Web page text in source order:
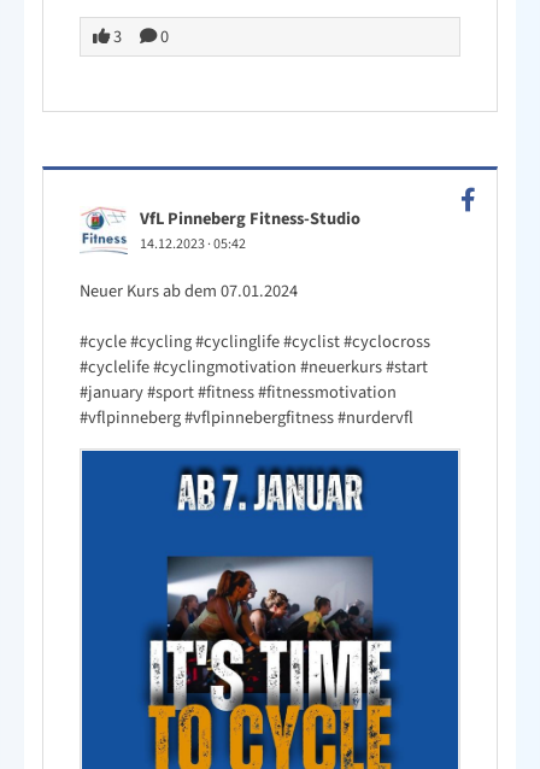
3
0
VfL Pinneberg Fitness-Studio
14.12.2023·05:42
Neuer Kurs ab dem 07.01.2024
#cycle#cycling#cyclinglife#cyclist#cyclocross
#cyclelife#cyclingmotivation#neuerkurs#start
#january#sport#fitness#fitnessmotivation
#vflpinneberg#vflpinnebergfitness#nurdervfl